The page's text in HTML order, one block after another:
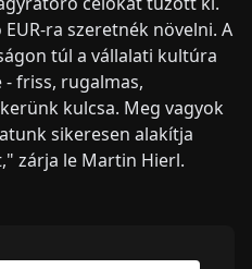
ra szeretnék növelni. A
túl a vállalati kultúra
friss, rugalmas,
kulcsa. Meg vagyok
sikeresen alakítja
zárja le Martin Hierl.